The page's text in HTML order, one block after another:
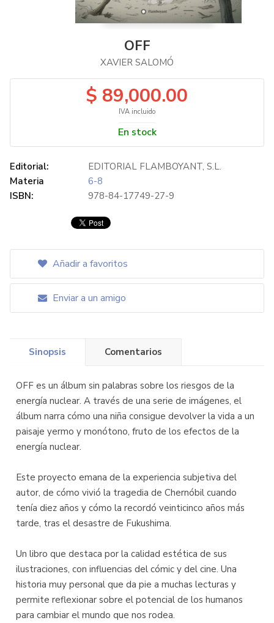
OFF
XAVIER SALOMÓ
$ 89,000.00
IVA incluido
En stock
Editorial:
EDITORIAL FLAMBOYANT, S.L.
Materia
6-8
ISBN:
978-84-17749-27-9
Añadir a favoritos
Enviar a un amigo
Sinopsis Comentarios
OFF es un álbum sin palabras sobre los riesgos de la
energía nuclear. A través de una serie de imágenes, el
álbum narra cómo una niña consigue devolver la vida a un
paisaje yermo y monótono, fruto de los efectos de la
energía nuclear.
Este proyecto emana de la experiencia subjetiva del
autor, de cómo vivió la tragedia de Chernóbil cuando
tenía diez años y cómo la recordó veinticinco años más
tarde, tras el desastre de Fukushima.
Un libro que destaca por la calidad estética de sus
ilustraciones, con influencias del cómic y del cine. Una
historia muy personal que da pie a muchas lecturas y
permite reflexionar sobre el potencial de los humanos
para cambiar el mundo que nos rodea.